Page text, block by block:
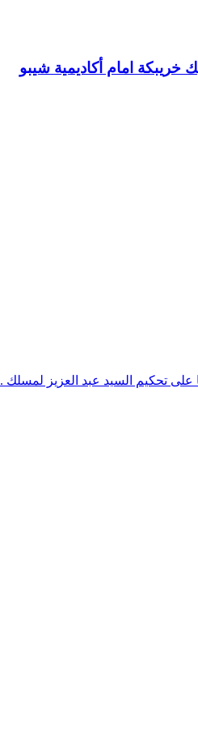
خريبكة امام أكاديمية شيبو
على تحكيم السيد عبد العزيز لمسلك .